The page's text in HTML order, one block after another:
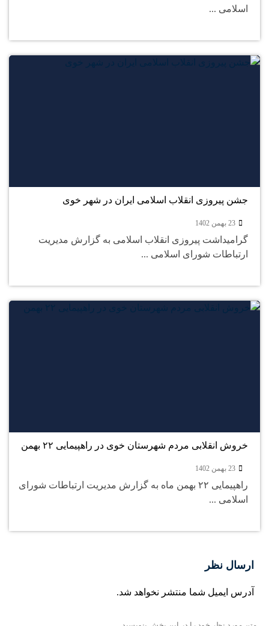
اسلامی ...
جشن پیروزی انقلاب اسلامی ایران در شهر خوی
23 بهمن 1402
گرامیداشت پیروزی انقلاب اسلامی به گزارش مدیریت
ارتباطات شورای اسلامی ...
خروش انقلابی مردم شهرستان خوی در راهپیمایی ۲۲ بهمن
23 بهمن 1402
راهپیمایی ۲۲ بهمن ماه به گزارش مدیریت ارتباطات شورای
اسلامی ...
ارسال نظر
آدرس ایمیل شما منتشر نخواهد شد.